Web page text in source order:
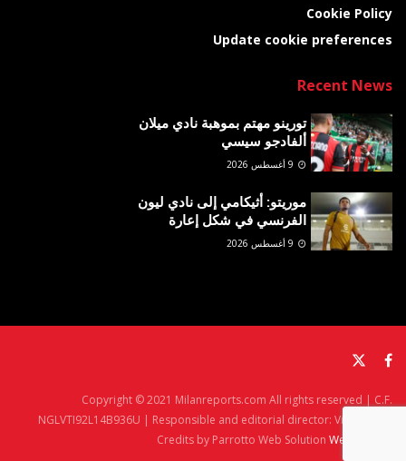
Cookie Policy
Update cookie preferences
Recent News
تورينو مهتم بموهبة نادي ميلان
ألفادجو سيسي
موريتو: أثيكامي إلى نادي ليون
الفرنسي في شكل إعارة
Copyright © 2021 Milanreports.com All rights reserved | C.F.
NGLVTI92L14B936U | Responsible and editorial director: Vito Angelè
Credits by Parrotto Web Solution Web Agency